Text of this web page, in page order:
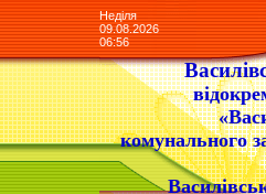
Неділя
09.08.2026
06:56
комунального